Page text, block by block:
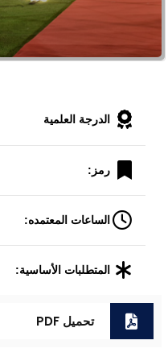
الدرجة العلمية
رمز:
الساعات المعتمده:
المتطلبات الأساسية:
تحميل PDF